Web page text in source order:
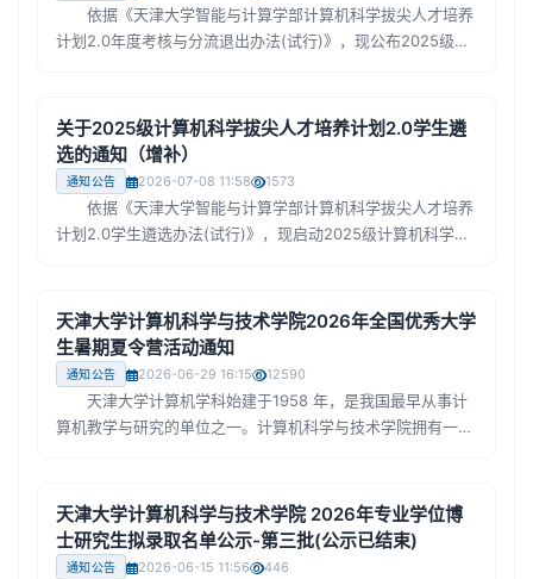
理。 3. 考试详细说明请见“附件1-...
依据《天津大学智能与计算学部计算机科学拔尖人才培养
计划2.0年度考核与分流退出办法(试行)》，现公布2025级计
异议者，可书面向计算机科学与技术本科办公室反馈。 联
系人：李宏 邮箱:lihong1026@tju.edu.cn 计算机科
学与技术学院 2026年7月10日
关于2025级计算机科学拔尖人才培养计划2.0学生遴
选的通知（增补）
通知公告 2026-07-08 11:58 1573
依据《天津大学智能与计算学部计算机科学拔尖人才培养
计划2.0学生遴选办法(试行)》，现启动2025级计算机科学拔
计算学部的学生);报名时间：2026年7月8日—11日(下午16:30
前);报名方式：学生填写附件表格(学院审核部分不填)，7月11
日下午16:30前将电子版上传至以下云盘，打印纸质版签字后
交至55A210李老师。云盘链接https:...
天津大学计算机科学与技术学院2026年全国优秀大学
生暑期夏令营活动通知
通知公告 2026-06-29 16:15 12590
天津大学计算机学科始建于1958 年，是我国最早从事计
算机教学与研究的单位之一。计算机科学与技术学院拥有一级
生培养计划2.0基地(“拔尖计划2.0”)，计算机科学ESI排名全球
前1‰。 学院下设计算机科学系、计算机工程系与计算智
能系，聚焦计算机基础理论与方法、计算机体系结构与网络、
天津大学计算机科学与技术学院 2026年专业学位博
士研究生拟录取名单公示-第三批(公示已结束)
通知公告 2026-06-15 11:56 446